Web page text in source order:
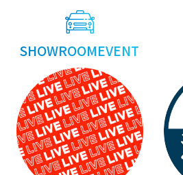
SHOWROOMEVENT